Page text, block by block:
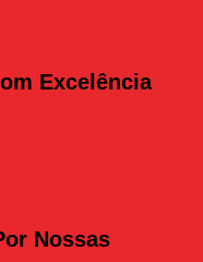
Excelência
Nossas